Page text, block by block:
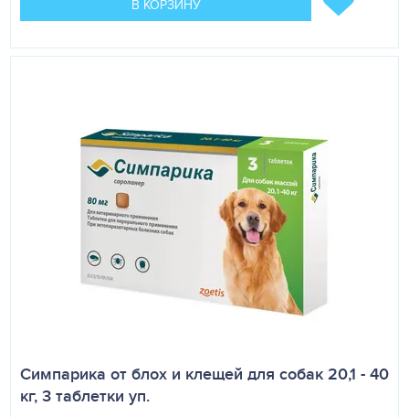
В КОРЗИНУ
Симпарика от блох и клещей для собак 20,1 - 40
кг, 3 таблетки уп.